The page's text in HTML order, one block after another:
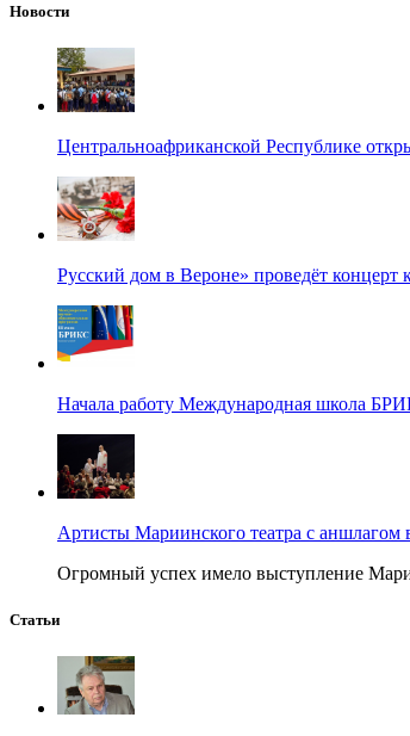
Новости
Центральноафриканской Республике
Русский дом в Вероне» проведёт
Начала работу Международная школа
Артисты Мариинского театра с
Огромный успех имело выступление
Статьи